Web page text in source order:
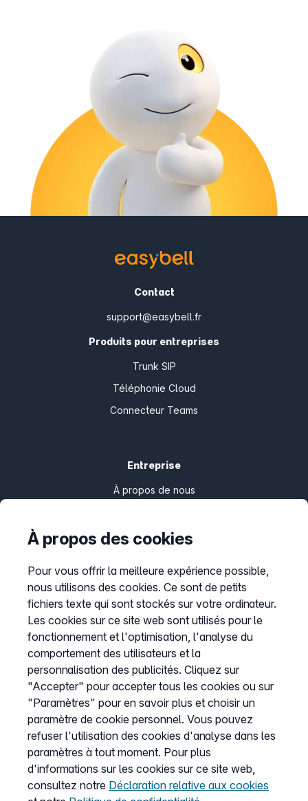
Contact
support@easybell.fr
Produits pour entreprises
Trunk SIP
Téléphonie Cloud
Connecteur Teams
Entreprise
À propos de nous
Programme Partenaire
Informations
Liste de prix
CGV
Protection des données
Mentions légales
Définir les cookies
Service
Aide
À propos des cookies
Pour vous offrir la meilleure expérience possible,
nous utilisons des cookies. Ce sont de petits
fichiers texte qui sont stockés sur votre ordinateur.
Les cookies sur ce site web sont utilisés pour le
fonctionnement et l'optimisation, l'analyse du
comportement des utilisateurs et la
personnalisation des publicités. Cliquez sur
"Accepter" pour accepter tous les cookies ou sur
"Paramètres" pour en savoir plus et choisir un
paramètre de cookie personnel. Vous pouvez
refuser l'utilisation des cookies d'analyse dans les
paramètres à tout moment. Pour plus
d'informations sur les cookies sur ce site web,
consultez notre Déclaration relative aux cookies